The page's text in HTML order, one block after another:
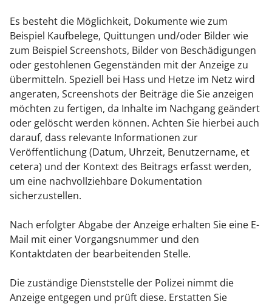
Es besteht die Möglichkeit, Dokumente wie zum
Beispiel Kaufbelege, Quittungen und/oder Bilder wie
zum Beispiel Screenshots, Bilder von Beschädigungen
oder gestohlenen Gegenständen mit der Anzeige zu
übermitteln. Speziell bei Hass und Hetze im Netz wird
angeraten, Screenshots der Beiträge die Sie anzeigen
möchten zu fertigen, da Inhalte im Nachgang geändert
oder gelöscht werden können. Achten Sie hierbei auch
darauf, dass relevante Informationen zur
Veröffentlichung (Datum, Uhrzeit, Benutzername, et
cetera) und der Kontext des Beitrags erfasst werden,
um eine nachvollziehbare Dokumentation
sicherzustellen.
Nach erfolgter Abgabe der Anzeige erhalten Sie eine E-
Mail mit einer Vorgangsnummer und den
Kontaktdaten der bearbeitenden Stelle.
Die zuständige Dienststelle der Polizei nimmt die
Anzeige entgegen und prüft diese. Erstatten Sie